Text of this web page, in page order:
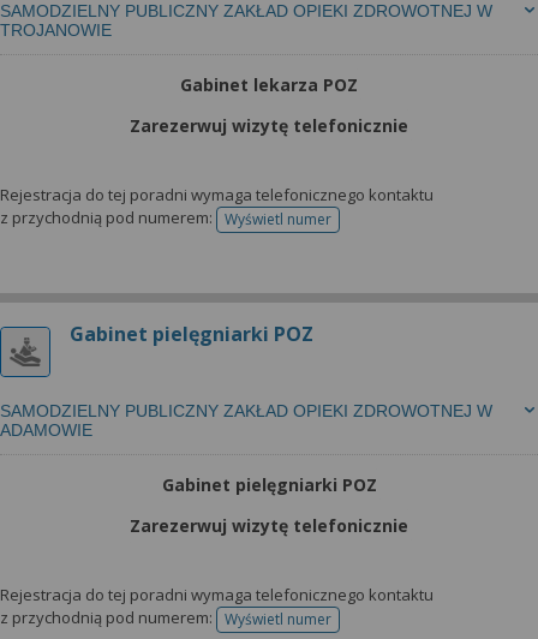
SAMODZIELNY PUBLICZNY ZAKŁAD OPIEKI ZDROWOTNEJ W
TROJANOWIE
Gabinet lekarza POZ
Zarezerwuj wizytę telefonicznie
Rejestracja do tej poradni wymaga telefonicznego kontaktu
z przychodnią pod numerem:
Wyświetl numertelefonu do rejestracji
Gabinet pielęgniarki POZ
SAMODZIELNY PUBLICZNY ZAKŁAD OPIEKI ZDROWOTNEJ W
ADAMOWIE
Gabinet pielęgniarki POZ
Zarezerwuj wizytę telefonicznie
Rejestracja do tej poradni wymaga telefonicznego kontaktu
z przychodnią pod numerem:
Wyświetl numertelefonu do rejestracji